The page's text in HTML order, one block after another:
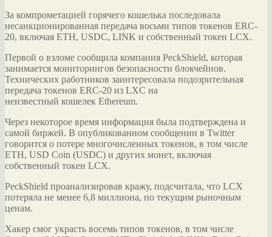
За компрометацией горячего кошелька последовала
несанкционированная передача восьми типов токенов ERC-
20, включая ETH, USDC, LINK и собственный токен LCX.
Первой о взломе сообщила компания PeckShield, которая
занимается мониторингов безопасности блокчейнов.
Технических работников заинтересовала подозрительная
передача токенов ERC-20 из LXC на
неизвестный кошелек Ethereum.
Через некоторое время информация была подтверждена и
самой биржей. В опубликованном сообщении в Twitter
говорится о потере многочисленных токенов, в том числе
ETH, USD Coin (USDC) и других монет, включая
собственный токен LCX.
PeckShield проанализировав кражу, подсчитала, что LCX
потеряла не менее 6,8 миллиона, по текущим рыночным
ценам.
Хакер смог украсть восемь типов токенов, в том числе